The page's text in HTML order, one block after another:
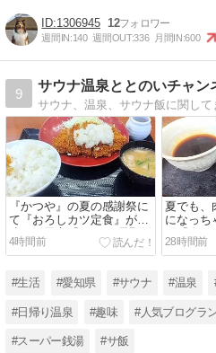
1306945 12
週間IN:140 週間OUT:336 月間IN:600
9
サウナ温泉ととのいチャン
サウナ、温泉、サウナ飯に関して
『かつや』の夏の感謝祭に
て『おろしカツ定食』が爆
速！飯田市『かつや 長野飯
田店』
4時間前
夏でも、
になっち
町『肉そ
28時間前
#生活 #愛知県 #サウナ #温泉
#日帰り温泉 #趣味 #人気ブログラ
#スーパー銭湯 #サ飯